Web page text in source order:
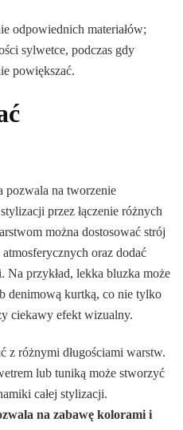
odpowiednich materiałów;
sylwetce, podczas gdy
powiększać.
pozwala na tworzenie
przez łączenie różnych
można dostosować strój
oraz dodać
Na przykład, lekka bluzka może
denimową kurtką, co nie tylko
ciekawy efekt wizualny.
z różnymi długościami warstw.
lub tuniką może stworzyć
całej stylizacji.
na zabawę kolorami i